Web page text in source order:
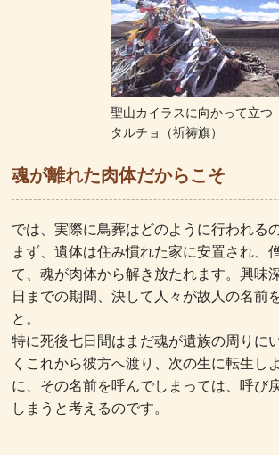
聖山カイラスに向かって立つ
タルチョ（祈祷旗）
魂が離れた肉体だからこそ
では、実際に鳥葬はどのように行われる
まず、遺体は住み慣れた家に安置され、
て、魂が肉体から解き放たれます。興味
日までの期間、決して人々が故人の名前
と。
特に死後七日間はまだ魂が遺族の周りに
くこれから彼方へ渡り、次の生に転生し
に、その名前を呼んでしまっては、呼び
しまうと考えるのです。